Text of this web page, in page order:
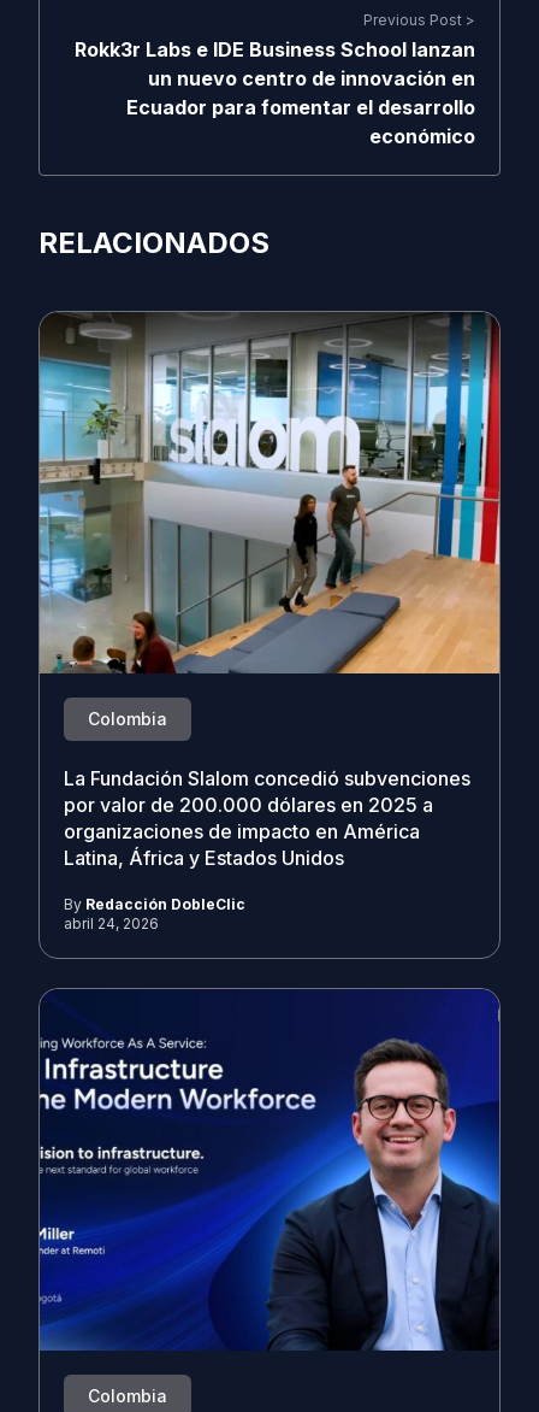
Previous Post >
Rokk3r Labs e IDE Business School lanzan
un nuevo centro de innovación en
Ecuador para fomentar el desarrollo
económico
RELACIONADOS
Colombia
La Fundación Slalom concedió subvenciones
por valor de 200.000 dólares en 2025 a
organizaciones de impacto en América
Latina, África y Estados Unidos
By Redacción DobleClic
abril 24, 2026
Colombia